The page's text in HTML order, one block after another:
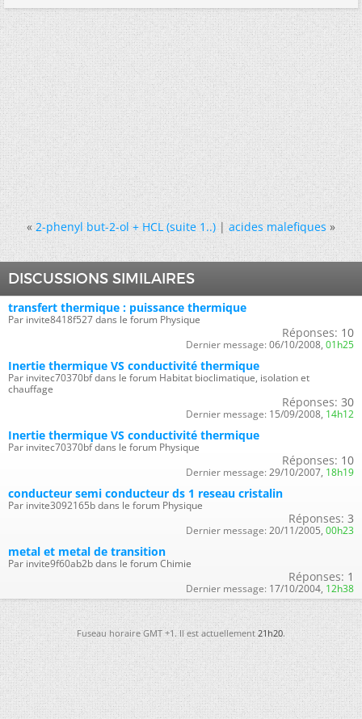
« 2-phenyl but-2-ol + HCL (suite 1..)|acides malefiques »
DISCUSSIONS SIMILAIRES
transfert thermique : puissance thermique
Par invite8418f527 dans le forum Physique
Réponses: 10
Dernier message: 06/10/2008, 01h25
Inertie thermique VS conductivité thermique
Par invitec70370bf dans le forum Habitat bioclimatique, isolation et
chauffage
Réponses: 30
Dernier message: 15/09/2008, 14h12
Inertie thermique VS conductivité thermique
Par invitec70370bf dans le forum Physique
Réponses: 10
Dernier message: 29/10/2007, 18h19
conducteur semi conducteur ds 1 reseau cristalin
Par invite3092165b dans le forum Physique
Réponses: 3
Dernier message: 20/11/2005, 00h23
metal et metal de transition
Par invite9f60ab2b dans le forum Chimie
Réponses: 1
Dernier message: 17/10/2004, 12h38
Fuseau horaire GMT +1. Il est actuellement21h20.